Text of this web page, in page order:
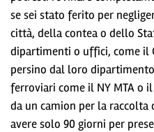
se sei stato ferito per
città, della contea o dello
dipartimenti o uffici, come il
persino dal loro
ferroviari come il NY MTA o
da un camion per la
avere solo 90 giorni per